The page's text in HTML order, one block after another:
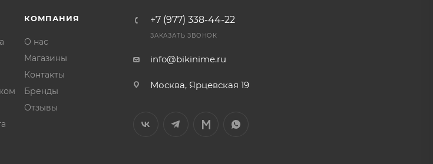
КОМПАНИЯ
О нас
Магазины
Контакты
Бренды
Отзывы
+7 (977) 338-44-22
ЗАКАЗАТЬ ЗВОНОК
info@bikinime.ru
Москва, Ярцевская 19